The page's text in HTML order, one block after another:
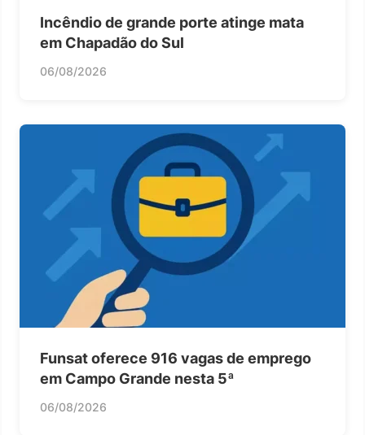
Incêndio de grande porte atinge mata
em Chapadão do Sul
06/08/2026
Funsat oferece 916 vagas de emprego
em Campo Grande nesta 5ª
06/08/2026